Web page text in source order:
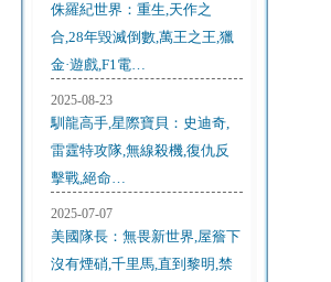
侏羅紀世界：重生,天作之
合,28年毀滅倒數,萬王之王,獵
金·遊戲,F1電…
2025-08-23
馴龍高手,星際寶貝：史迪奇,
雷霆特攻隊,無線殺機,復仇反
擊戰,絕命…
2025-07-07
美國隊長：無畏新世界,屋簷下
沒有煙硝,千里馬,直到黎明,禁